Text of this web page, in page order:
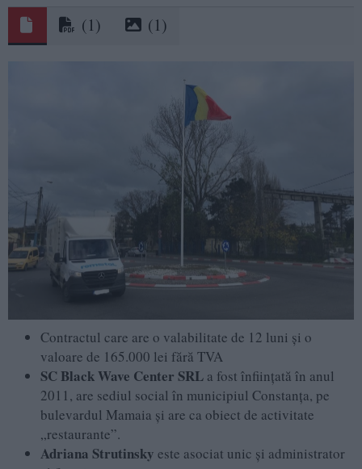
(1) (1)
Contractul care are o valabilitate de 12 luni și o
valoare de 165.000 lei fără TVA
SC Black Wave Center SRL a fost înființată în anul
2011, are sediul social în municipiul Constanța, pe
bulevardul Mamaia și are ca obiect de activitate
„restaurante”.
Adriana Strutinsky este asociat unic și administrator